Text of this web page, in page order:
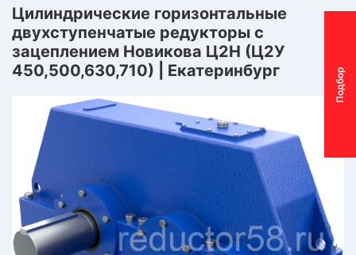
П
о
д
б
о
р
м
о
т
о
р
-
р
е
д
у
к
т
о
р
Цилиндрические горизонтальные
двухступенчатые редукторы с
зацеплением Новикова Ц2Н (Ц2У
450,500,630,710) | Екатеринбург